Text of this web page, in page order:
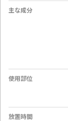
主な成分
使用部位
放置時間